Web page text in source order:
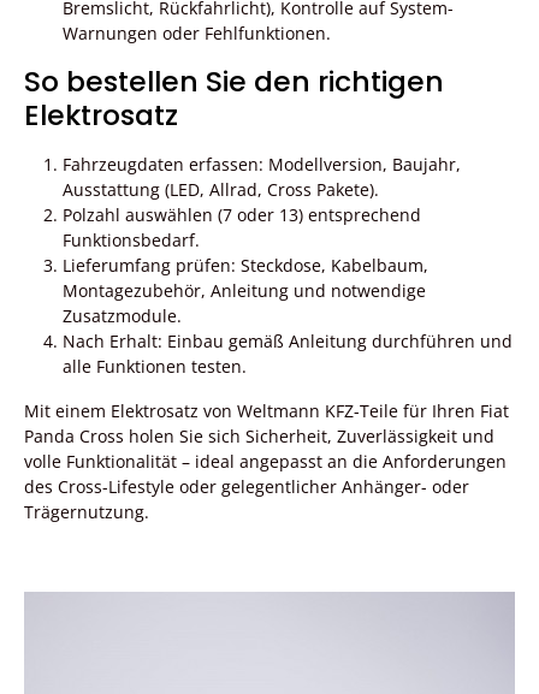
Bremslicht, Rückfahrlicht), Kontrolle auf System-
Warnungen oder Fehlfunktionen.
So bestellen Sie den richtigen
Elektrosatz
Fahrzeugdaten erfassen: Modellversion, Baujahr,
Ausstattung (LED, Allrad, Cross Pakete).
Polzahl auswählen (7 oder 13) entsprechend
Funktionsbedarf.
Lieferumfang prüfen: Steckdose, Kabelbaum,
Montagezubehör, Anleitung und notwendige
Zusatzmodule.
Nach Erhalt: Einbau gemäß Anleitung durchführen und
alle Funktionen testen.
Mit einem Elektrosatz von Weltmann KFZ-Teile für Ihren Fiat
Panda Cross holen Sie sich Sicherheit, Zuverlässigkeit und
volle Funktionalität – ideal angepasst an die Anforderungen
des Cross-Lifestyle oder gelegentlicher Anhänger- oder
Trägernutzung.